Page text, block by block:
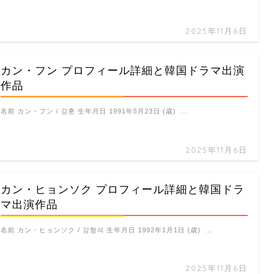
2025年11月6日
カン・フン プロフィール詳細と韓国ドラマ出演
作品
2025年11月6日
名前 カン・フン / 강훈 生年月日 1991年5月23日 (歳) …
カン・ヒョンソク プロフィール詳細と韓国ドラ
マ出演作品
2025年11月6日
名前 カン・ヒョンソク / 강형석 生年月日 1992年1月1日 (歳) …